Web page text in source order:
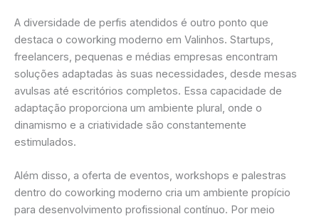
A diversidade de perfis atendidos é outro ponto que
destaca o coworking moderno em Valinhos. Startups,
freelancers, pequenas e médias empresas encontram
soluções adaptadas às suas necessidades, desde mesas
avulsas até escritórios completos. Essa capacidade de
adaptação proporciona um ambiente plural, onde o
dinamismo e a criatividade são constantemente
estimulados.
Além disso, a oferta de eventos, workshops e palestras
dentro do coworking moderno cria um ambiente propício
para desenvolvimento profissional contínuo. Por meio